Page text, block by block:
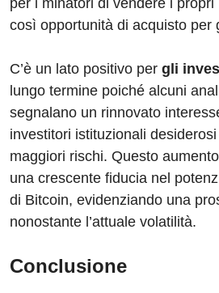
così opportunità di acquisto per
C’è un lato positivo per gli
lungo termine poiché alcuni
segnalano un rinnovato
investitori istituzionali
maggiori rischi. Questo
una crescente fiducia nel
di Bitcoin, evidenziando una
nonostante l’attuale volatilità.
Conclusione